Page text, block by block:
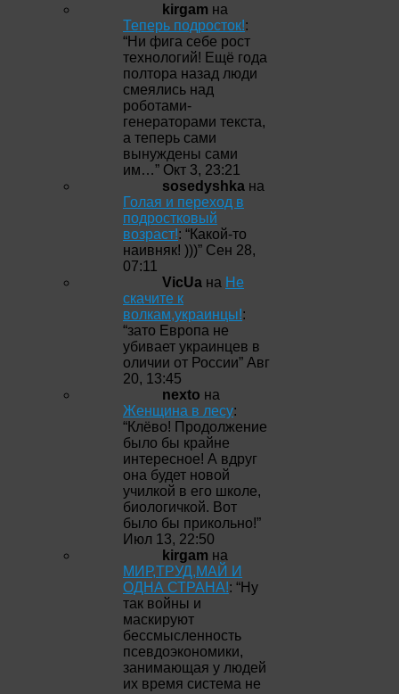
kirgam на
Теперь подросток!:
“Ни фига себе рост
технологий! Ещё года
полтора назад люди
смеялись над
роботами-
генераторами текста,
а теперь сами
вынуждены сами
им…” Окт 3, 23:21
sosedyshka на
Голая и переход в
подростковый
возраст!: “Какой-то
наивняк! )))” Сен 28,
07:11
VicUa на Не
скачите к
волкам,украинцы!:
“зато Европа не
убивает украинцев в
оличии от России” Авг
20, 13:45
nexto на
Женщина в лесу:
“Клёво! Продолжение
было бы крайне
интересное! А вдруг
она будет новой
училкой в его школе,
биологичкой. Вот
было бы прикольно!”
Июл 13, 22:50
kirgam на
МИР,ТРУД,МАЙ И
ОДНА СТРАНА!: “Ну
так войны и
маскируют
бессмысленность
псевдоэкономики,
занимающая у людей
их время система не